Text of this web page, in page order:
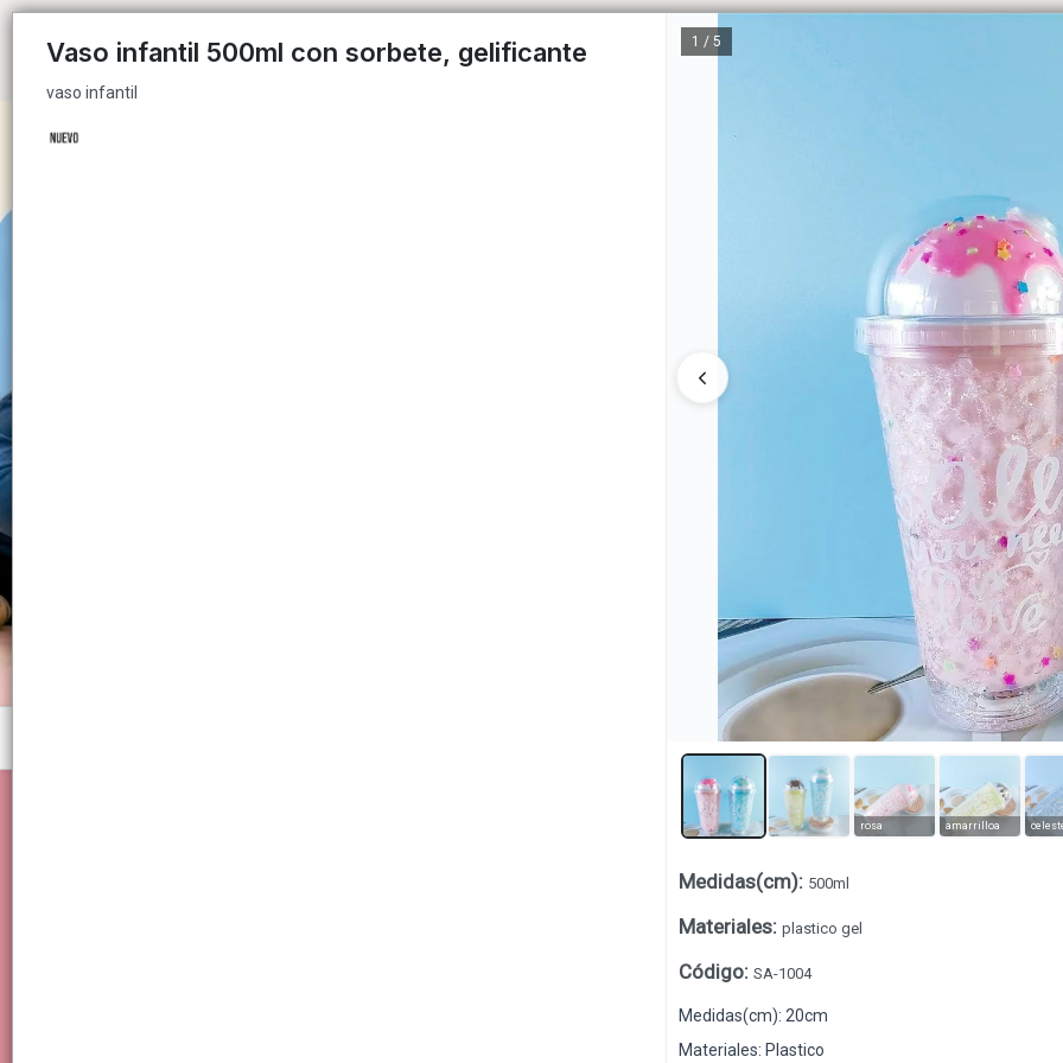
vaso infantil
Vaso infantil 500ml con sorbete, gelificante
vaso infantil
1 / 5
rosa amarrilloa
Medidas(cm): 500ml
Materiales: plastico gel
Código: SA-1004
Medidas(cm): 20cm
Materiales: Plastico